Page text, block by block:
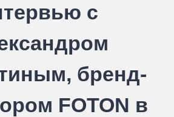
с
бренд-
FOTON в